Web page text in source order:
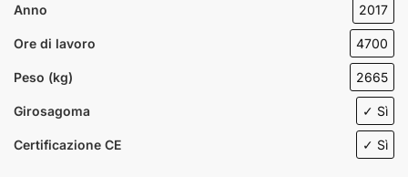
Anno 2017
Ore di lavoro 4700
Peso (kg) 2665
Girosagoma ✓ Sì
Certificazione CE ✓ Sì